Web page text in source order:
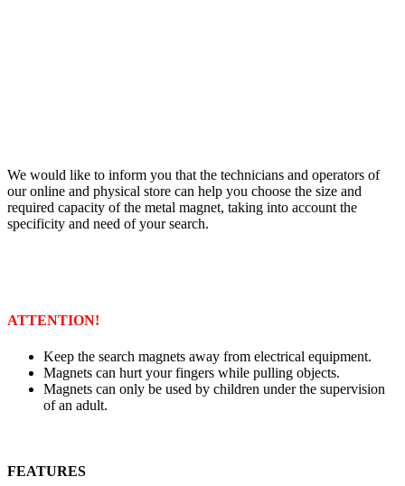
We would like to inform you that the technicians and operators of
our online and physical store can help you choose the size and
required capacity of the metal magnet, taking into account the
specificity and need of your search.
ATTENTION!
Keep the search magnets away from electrical equipment.
Magnets can hurt your fingers while pulling objects.
Magnets can only be used by children under the supervision
of an adult.
FEATURES